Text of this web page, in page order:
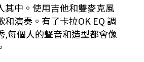
其中。使用吉他和雙麥克風
和演奏。有了卡拉OK EQ 調
,每個人的聲音和造型都會像